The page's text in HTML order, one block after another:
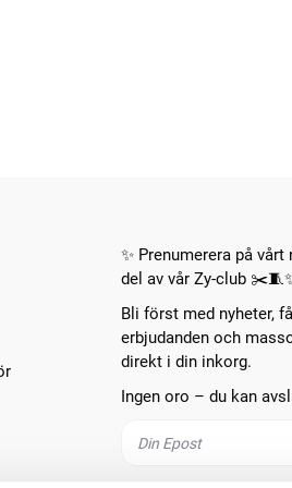
✨ Prenumerera på
del av vår Zy-club
Bli först med nyheter,
erbjudanden och
direkt i din inkorg.
Ingen oro – du kan